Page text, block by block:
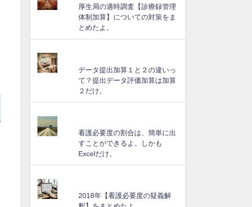
厚生局の適時調査【診療録管理
体制加算】についての対策をま
とめたよ。
データ提出加算１と２の違いっ
て？提出データ評価加算は加算
２だけ。
看護必要度の割合は、簡単に出
すことができるよ。しかも
Excelだけ。
2018年【看護必要度の疑義解